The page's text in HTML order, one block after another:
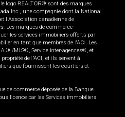
logo REALTOR® sont des marques
Inc., une compagnie dont la National
l'Association canadienne de
Les marques de commerce
les services immobiliers offerts par
en tant que membres de l'ACI. Les
/MLS®, Service inter-agences®, et
de l'ACI, et ils servent à
que fournissent les courtiers et
de commerce déposée de la Banque
licence par les Services immobiliers